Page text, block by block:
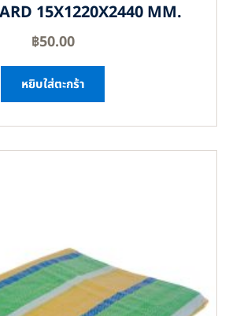
15X1220X2440 MM.
฿50.00
หยิบใส่ตะกร้า